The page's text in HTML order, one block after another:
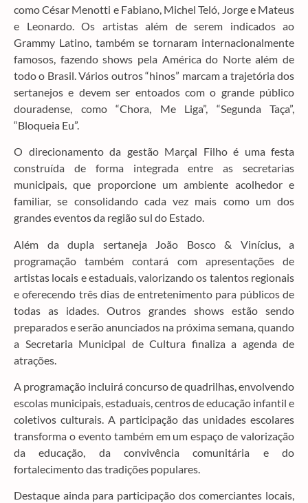
como César Menotti e Fabiano, Michel Teló, Jorge e Mateus
e Leonardo. Os artistas além de serem indicados ao
Grammy Latino, também se tornaram internacionalmente
famosos, fazendo shows pela América do Norte além de
todo o Brasil. Vários outros “hinos” marcam a trajetória dos
sertanejos e devem ser entoados com o grande público
douradense, como “Chora, Me Liga”, “Segunda Taça”,
“Bloqueia Eu”.
O direcionamento da gestão Marçal Filho é uma festa
construída de forma integrada entre as secretarias
municipais, que proporcione um ambiente acolhedor e
familiar, se consolidando cada vez mais como um dos
grandes eventos da região sul do Estado.
Além da dupla sertaneja João Bosco & Vinícius, a
programação também contará com apresentações de
artistas locais e estaduais, valorizando os talentos regionais
e oferecendo três dias de entretenimento para públicos de
todas as idades. Outros grandes shows estão sendo
preparados e serão anunciados na próxima semana, quando
a Secretaria Municipal de Cultura finaliza a agenda de
atrações.
A programação incluirá concurso de quadrilhas, envolvendo
escolas municipais, estaduais, centros de educação infantil e
coletivos culturais. A participação das unidades escolares
transforma o evento também em um espaço de valorização
da educação, da convivência comunitária e do
fortalecimento das tradições populares.
Destaque ainda para participação dos comerciantes locais,